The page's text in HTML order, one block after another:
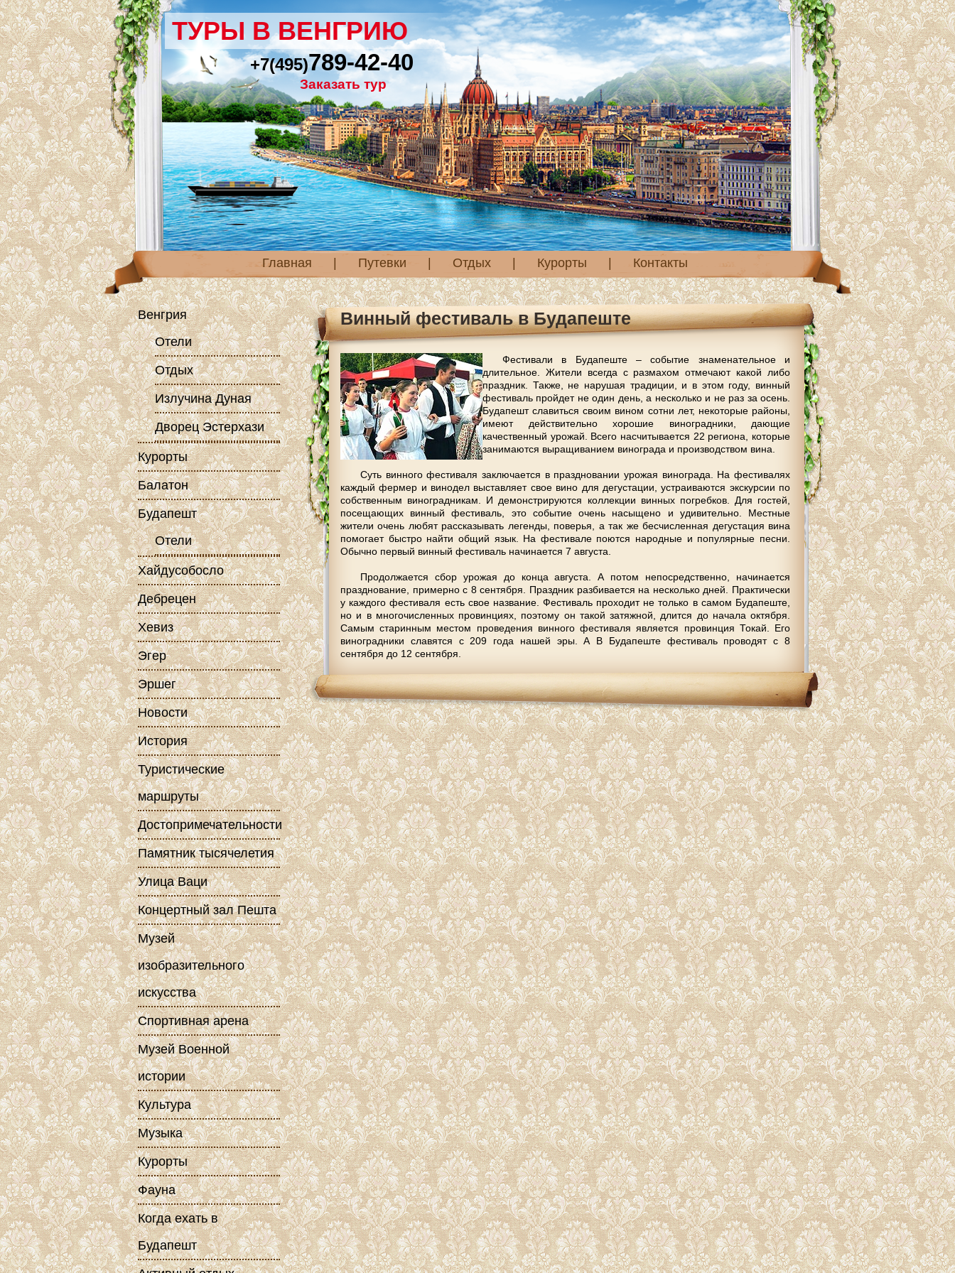
ТУРЫ В ВЕНГРИЮ
+7(495)789-42-40
Заказать тур
Главная Путевки Отдых Курорты Контакты
Винный фестиваль в Будапеште
Фестивали в Будапеште – событие знаменательное и
длительное. Жители всегда с размахом отмечают какой либо
праздник. Также, не нарушая традиции, и в этом году, винный
фестиваль пройдет не один день, а несколько и не раз за осень.
Будапешт славиться своим вином сотни лет, некоторые районы,
имеют действительно хорошие виноградники, дающие
качественный урожай. Всего насчитывается 22 региона, которые
занимаются выращиванием винограда и производством вина.
Суть винного фестиваля заключается в праздновании урожая винограда. На фестивалях
каждый фермер и винодел выставляет свое вино для дегустации, устраиваются экскурсии по
собственным виноградникам. И демонстрируются коллекции винных погребков. Для гостей,
посещающих винный фестиваль, это событие очень насыщено и удивительно. Местные
жители очень любят рассказывать легенды, поверья, а так же бесчисленная дегустация вина
помогает быстро найти общий язык. На фестивале поются народные и популярные песни.
Обычно первый винный фестиваль начинается 7 августа.
Продолжается сбор урожая до конца августа. А потом непосредственно, начинается
празднование, примерно с 8 сентября. Праздник разбивается на несколько дней. Практически
у каждого фестиваля есть свое название. Фестиваль проходит не только в самом Будапеште,
но и в многочисленных провинциях, поэтому он такой затяжной, длится до начала октября.
Самым старинным местом проведения винного фестиваля является провинция Токай. Его
виноградники славятся с 209 года нашей эры. А В Будапеште фестиваль проводят с 8
сентября до 12 сентября.
Венгрия
Отели
Отдых
Излучина Дуная
Дворец Эстерхази
Курорты
Балатон
Будапешт
Отели
Хайдусобосло
Дебрецен
Хевиз
Эгер
Эршег
Новости
История
Туристические
маршруты
Достопримечательности
Памятник тысячелетия
Улица Ваци
Концертный зал Пешта
Музей
изобразительного
искусства
Спортивная арена
Музей Военной
истории
Культура
Музыка
Курорты
Фауна
Когда ехать в
Будапешт